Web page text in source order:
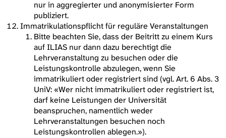
nur in aggregierter und anonymisierter Form
publiziert.
Immatrikulationspflicht für reguläre Veranstaltungen
Bitte beachten Sie, dass der Beitritt zu einem Kurs
auf ILIAS nur dann dazu berechtigt die
Lehrveranstaltung zu besuchen oder die
Leistungskontrolle abzulegen, wenn Sie
immatrikuliert oder registriert sind (vgl. Art. 6 Abs. 3
UniV: «Wer nicht immatrikuliert oder registriert ist,
darf keine Leistungen der Universität
beanspruchen, namentlich weder
Lehrveranstaltungen besuchen noch
Leistungskontrollen ablegen.»).